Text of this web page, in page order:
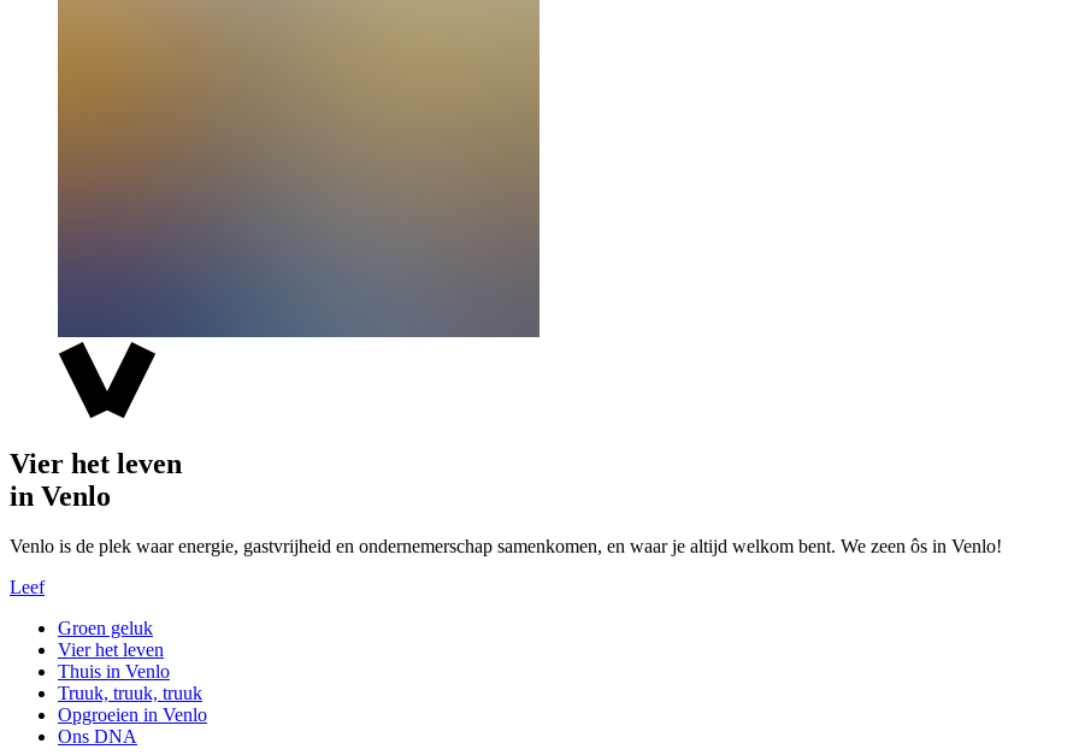
Vier het leven
in Venlo
Venlo is de plek waar energie, gastvrijheid en ondernemerschap samenkomen, en waar je altijd welkom bent. We zeen ôs in Venlo!
Leef
Groen geluk
Vier het leven
Thuis in Venlo
Truuk, truuk, truuk
Opgroeien in Venlo
Ons DNA